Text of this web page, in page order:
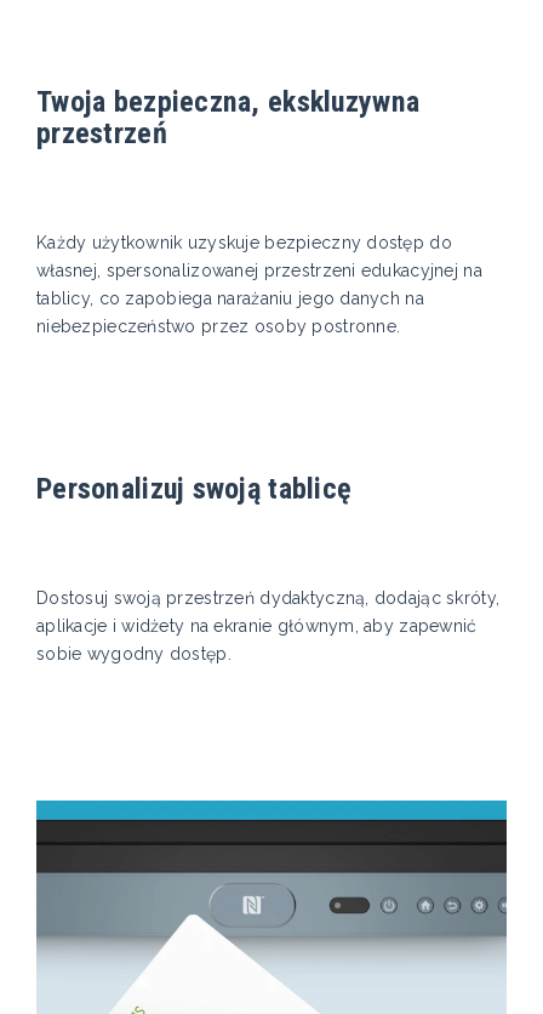
Twoja bezpieczna, ekskluzywna
przestrzeń
Każdy użytkownik uzyskuje bezpieczny dostęp do
własnej, spersonalizowanej przestrzeni edukacyjnej na
tablicy, co zapobiega narażaniu jego danych na
niebezpieczeństwo przez osoby postronne.
Personalizuj swoją tablicę
Dostosuj swoją przestrzeń dydaktyczną, dodając skróty,
aplikacje i widżety na ekranie głównym, aby zapewnić
sobie wygodny dostęp.